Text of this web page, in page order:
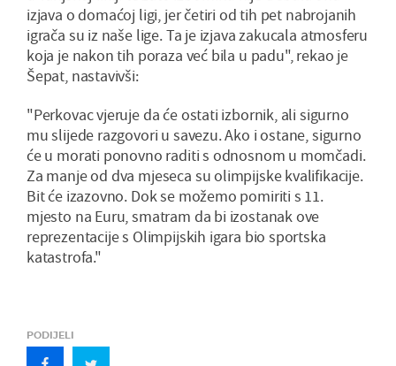
izjava o domaćoj ligi, jer četiri od tih pet nabrojanih
igrača su iz naše lige. Ta je izjava zakucala atmosferu
koja je nakon tih poraza već bila u padu", rekao je
Šepat, nastavivši:
"Perkovac vjeruje da će ostati izbornik, ali sigurno
mu slijede razgovori u savezu. Ako i ostane, sigurno
će u morati ponovno raditi s odnosnom u momčadi.
Za manje od dva mjeseca su olimpijske kvalifikacije.
Bit će izazovno. Dok se možemo pomiriti s 11.
mjesto na Euru, smatram da bi izostanak ove
reprezentacije s Olimpijskih igara bio sportska
katastrofa."
PODIJELI